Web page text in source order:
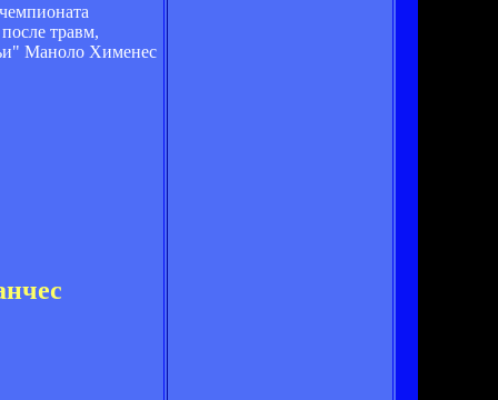
травм,
Маноло Хименес